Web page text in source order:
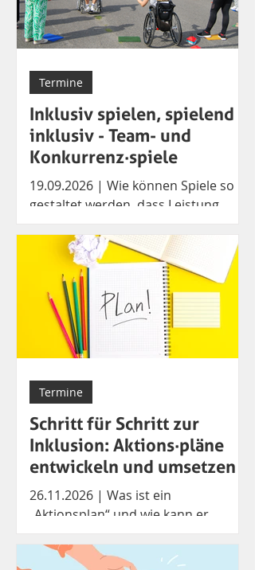
Inklusiv spielen, spielend
inklusiv - Team- und
Konkurrenz·spiele
19.09.2026 | Wie können Spiele so
gestaltet werden, dass Leistung
mitmachen können? In diesem
Workshop testen wir Spiele aus und
überlegen, wie Teilhabe und Erfolg
für alle möglich wird.
Termine
Schritt für Schritt zur
Inklusion: Aktions·pläne
entwickeln und umsetzen
26.11.2026 | Was ist ein
„Aktionsplan“ und wie kann er
gut mitmachen können und sich
Termine